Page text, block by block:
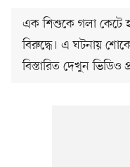
এক শিশুকে গলা কেটে
বিরুদ্ধে। এ ঘটনায়
বিস্তারিত দেখুন ভিডিও